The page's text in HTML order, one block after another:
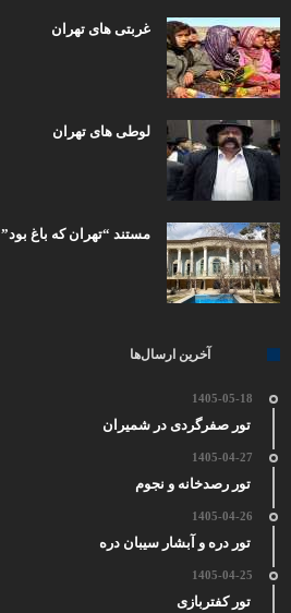
غربتی های تهران
لوطی های تهران
مستند “تهران که باغ بود”
آخرین ارسال‌ها
1405-05-18
تور صفرگردی در شمیران
1405-04-27
تور رصدخانه و نجوم
1405-04-26
تور دره و آبشار سیبان دره
1405-04-25
تور کفتربازی